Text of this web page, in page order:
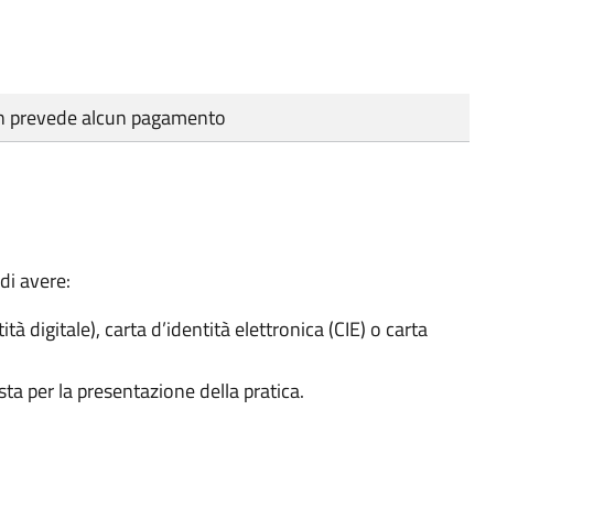
prevede alcun pagamento
avere:
digitale), carta d’identità elettronica (CIE) o carta
per la presentazione della pratica.